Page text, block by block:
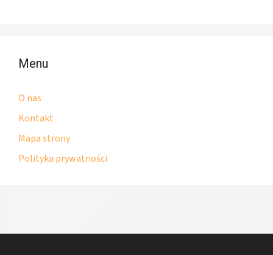
Menu
O nas
Kontakt
Mapa strony
Polityka prywatności